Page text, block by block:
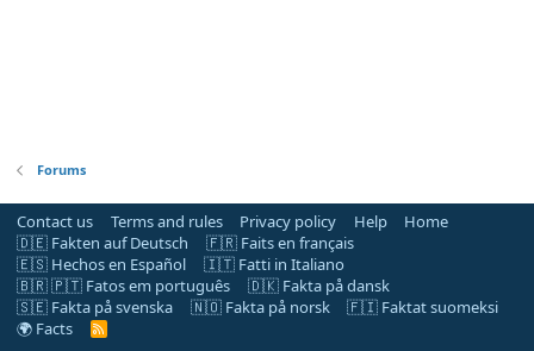
Forums
Contact us Terms and rules Privacy policy Help
Home
🇩🇪 Fakten auf Deutsch
🇫🇷 Faits en français
🇪🇸 Hechos en Español
🇮🇹 Fatti in Italiano
🇧🇷 🇵🇹 Fatos em português
🇩🇰 Fakta på dansk
🇸🇪 Fakta på svenska
🇳🇴 Fakta på norsk
🇫🇮 Faktat suomeksi
🌍 Facts
R